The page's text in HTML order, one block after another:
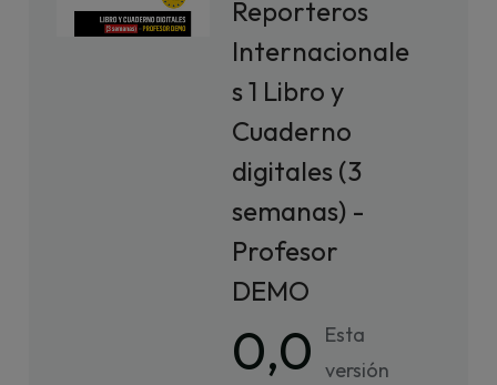
Reporteros
Internacionale
s 1 Libro y
Cuaderno
digitales (3
semanas) -
Profesor
DEMO
0,0
Esta
versión